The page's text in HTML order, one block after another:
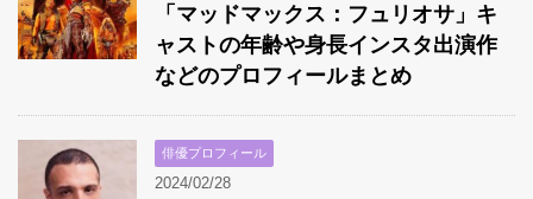
「マッドマックス：フュリオサ」キ
ャストの年齢や身長インスタ出演作
などのプロフィールまとめ
俳優プロフィール
2024/02/28